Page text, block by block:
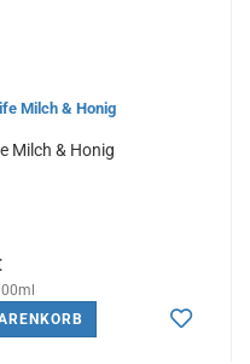
Milch & Honig